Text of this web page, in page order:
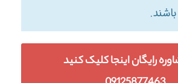
رایگان اینجا کلیک کنید